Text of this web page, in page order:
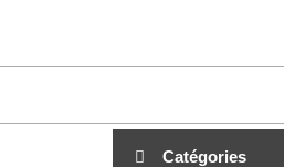
clubdial.fr
Catégories